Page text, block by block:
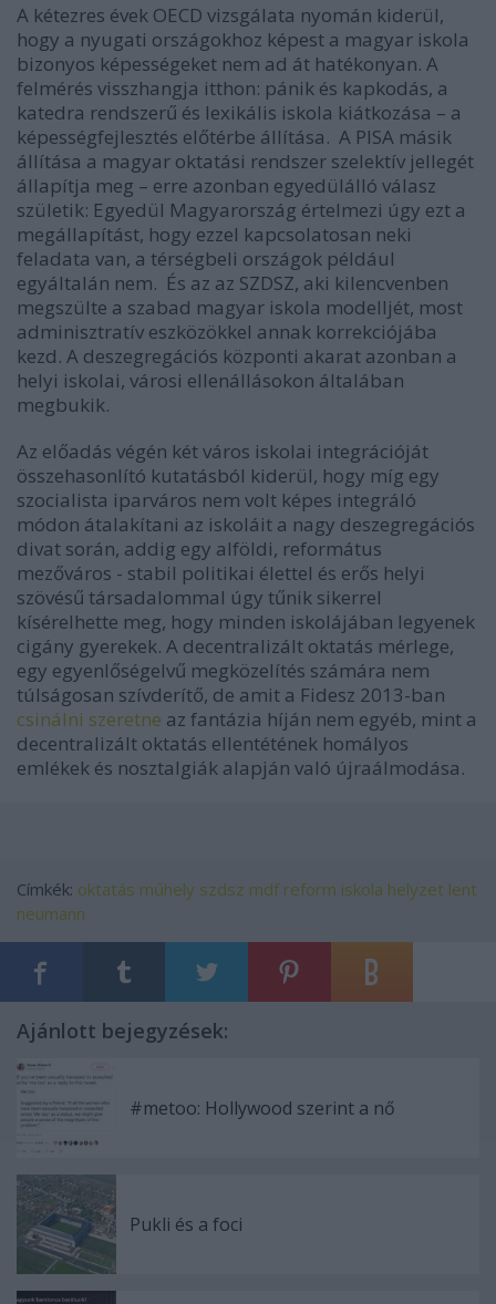
A kétezres évek OECD vizsgálata nyomán kiderül,
hogy a nyugati országokhoz képest a magyar iskola
bizonyos képességeket nem ad át hatékonyan. A
felmérés visszhangja itthon: pánik és kapkodás, a
katedra rendszerű és lexikális iskola kiátkozása – a
képességfejlesztés előtérbe állítása. A PISA másik
állítása a magyar oktatási rendszer szelektív jellegét
állapítja meg – erre azonban egyedülálló válasz
születik: Egyedül Magyarország értelmezi úgy ezt a
megállapítást, hogy ezzel kapcsolatosan neki
feladata van, a térségbeli országok például
egyáltalán nem. És az az SZDSZ, aki kilencvenben
megszülte a szabad magyar iskola modelljét, most
adminisztratív eszközökkel annak korrekciójába
kezd. A deszegregációs központi akarat azonban a
helyi iskolai, városi ellenállásokon általában
megbukik.
Az előadás végén két város iskolai integrációját
összehasonlító kutatásból kiderül, hogy míg egy
szocialista iparváros nem volt képes integráló
módon átalakítani az iskoláit a nagy deszegregációs
divat során, addig egy alföldi, református
mezőváros - stabil politikai élettel és erős helyi
szövésű társadalommal úgy tűnik sikerrel
kísérelhette meg, hogy minden iskolájában legyenek
cigány gyerekek. A decentralizált oktatás mérlege,
egy egyenlőségelvű megközelítés számára nem
túlságosan szívderítő, de amit a Fidesz 2013-ban
csinálni szeretne az fantázia híján nem egyéb, mint a
decentralizált oktatás ellentétének homályos
emlékek és nosztalgiák alapján való újraálmodása.
Címkék: oktatás műhely szdsz mdf reform iskola helyzet lent
neumann
Ajánlott bejegyzések:
#metoo: Hollywood szerint a nő
Pukli és a foci